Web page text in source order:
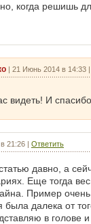
когда решишь
| 21 Июнь 2014 в 14:33
видеть! И
21:26 | Ответить
давно, а
Еще тогда
Пример
была далека от
в голове